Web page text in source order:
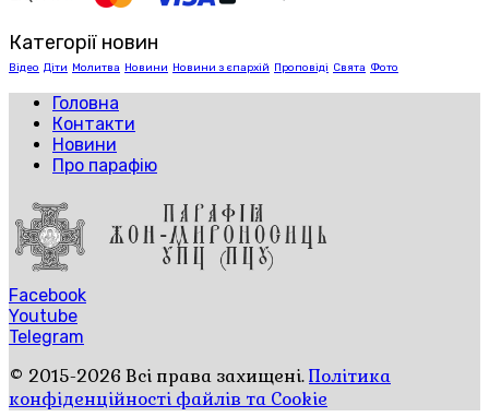
Категорії новин
Відео Діти Молитва Новини Новини з єпархій Проповіді Свята Фото
Головна
Контакти
Новини
Про парафію
Facebook
Youtube
Telegram
© 2015-2026 Всі права захищені.Політика
конфіденційності файлів та Cookie